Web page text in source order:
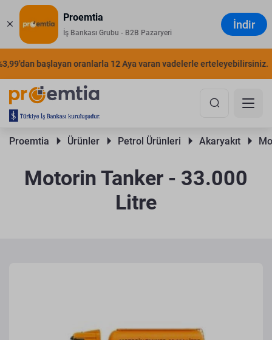
Proemtia
İş Bankası Grubu - B2B Pazaryeri
İndir
başlayan oranlarla 12 Aya varan vadelerle erteleyebilirsiniz.
Proemtia Ürünler Petrol Ürünleri Akaryakıt
Motorin Tanker - 33.000
Litre